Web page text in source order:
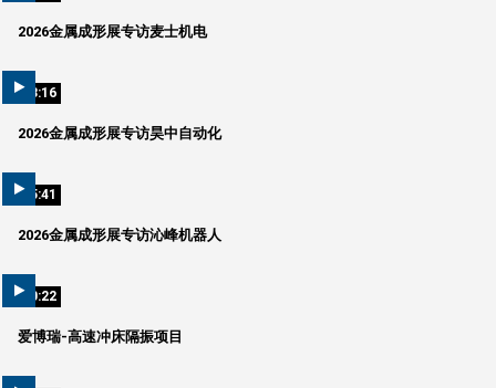
2026金属成形展专访麦士机电
03:16
2026金属成形展专访昊中自动化
05:41
2026金属成形展专访沁峰机器人
00:22
爱博瑞-高速冲床隔振项目